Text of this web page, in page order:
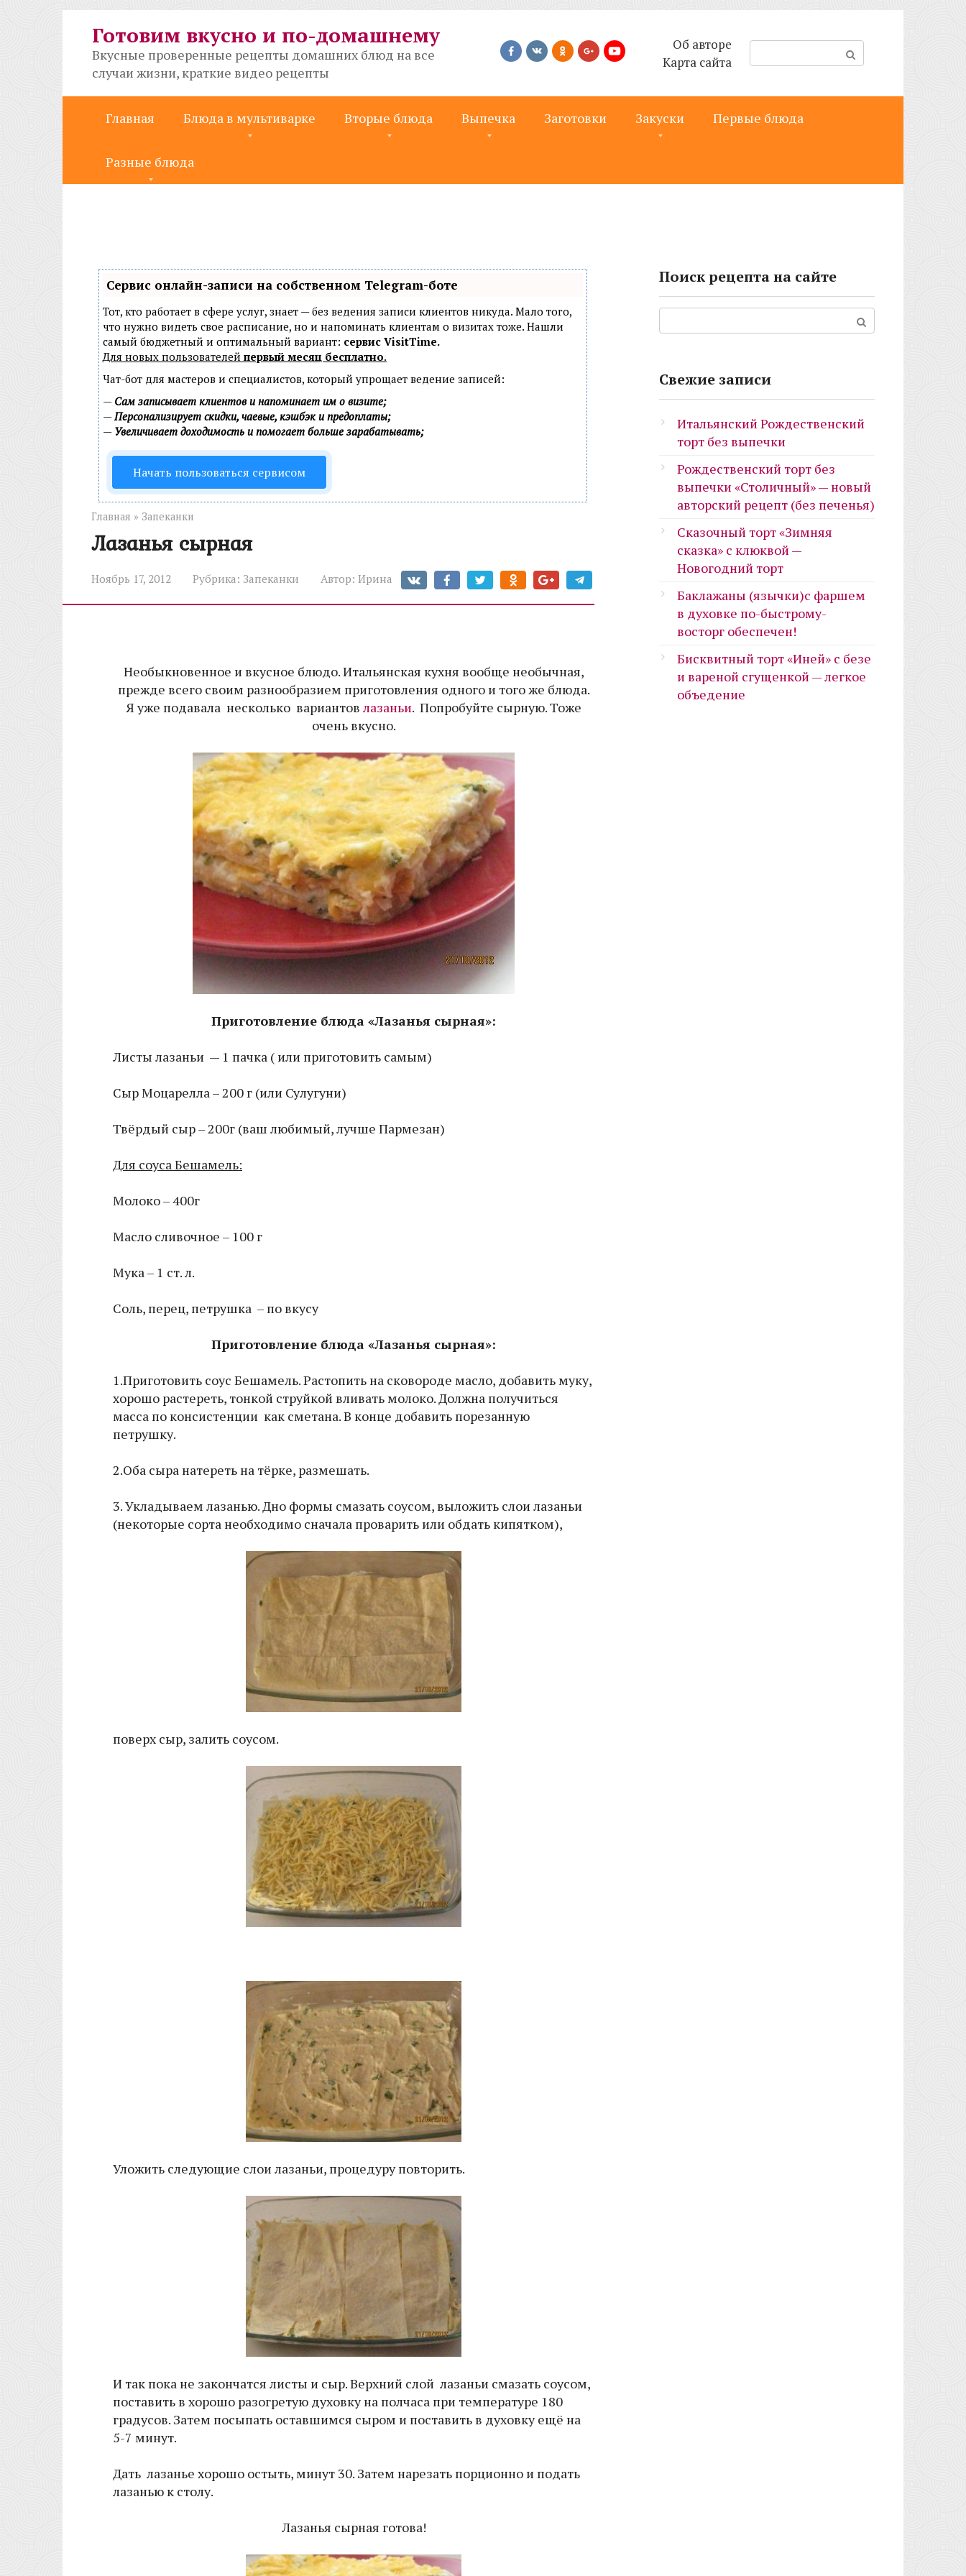
Готовим вкусно и по-домашнему
Вкусные проверенные рецепты домашних блюд на все
случаи жизни, краткие видео рецепты
Об авторе
Карта сайта
о
к
Главная Блюда в мультиварке Вторые блюда Выпечка Заготовки Закуски Первые блюда
Разные блюда
Сервис онлайн-записи на собственном Telegram-боте
Тот, кто работает в сфере услуг, знает — без ведения записи клиентов никуда. Мало того,
что нужно видеть свое расписание, но и напоминать клиентам о визитах тоже. Нашли
самый бюджетный и оптимальный вариант: сервис VisitTime.
Для новых пользователей первый месяц бесплатно.
Чат-бот для мастеров и специалистов, который упрощает ведение записей:
— Сам записывает клиентов и напоминает им о визите;
—Персонализирует скидки, чаевые, кэшбэк и предоплаты;
— Увеличивает доходимость и помогает больше зарабатывать;
Начать пользоваться сервисом
Главная » Запеканки
Лазанья сырная
Ноябрь 17, 2012 Рубрика: Запеканки Автор: Ирина
Необыкновенное и вкусное блюдо. Итальянская кухня вообще необычная,
прежде всего своим разнообразием приготовления одного и того же блюда.
Я уже подавала несколько вариантов лазаньи. Попробуйте сырную. Тоже
очень вкусно.
Приготовление блюда «Лазанья сырная»:
Листы лазаньи — 1 пачка ( или приготовить самым)
Сыр Моцарелла – 200 г (или Сулугуни)
Твёрдый сыр – 200г (ваш любимый, лучше Пармезан)
Для соуса Бешамель:
Молоко – 400г
Масло сливочное – 100 г
Мука – 1 ст. л.
Соль, перец, петрушка – по вкусу
Приготовление блюда «Лазанья сырная»:
1.Приготовить соус Бешамель. Растопить на сковороде масло, добавить муку,
хорошо растереть, тонкой струйкой вливать молоко. Должна получиться
масса по консистенции как сметана. В конце добавить порезанную
петрушку.
2.Оба сыра натереть на тёрке, размешать.
3. Укладываем лазанью. Дно формы смазать соусом, выложить слои лазаньи
(некоторые сорта необходимо сначала проварить или обдать кипятком),
поверх сыр, залить соусом.
Уложить следующие слои лазаньи, процедуру повторить.
И так пока не закончатся листы и сыр. Верхний слой лазаньи смазать соусом,
поставить в хорошо разогретую духовку на полчаса при температуре 180
градусов. Затем посыпать оставшимся сыром и поставить в духовку ещё на
5-7 минут.
Дать лазанье хорошо остыть, минут 30. Затем нарезать порционно и подать
лазанью к столу.
Лазанья сырная готова!
Поиск рецепта на сайте
Свежие записи
Итальянский Рождественский
торт без выпечки
Рождественский торт без
выпечки «Столичный» — новый
авторский рецепт (без печенья)
Сказочный торт «Зимняя
сказка» с клюквой —
Новогодний торт
Баклажаны (язычки)с фаршем
в духовке по-быстрому-
восторг обеспечен!
Бисквитный торт «Иней» с безе
и вареной сгущенкой — легкое
объедение